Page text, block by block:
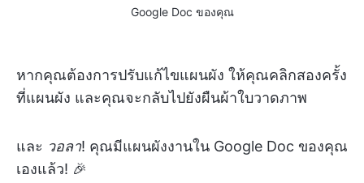
Google Doc ของคุณ
หากคุณต้องการปรับแก้ไขแผนผัง ให้คุณคลิกสองครั้ง
ที่แผนผัง และคุณจะกลับไปยังผืนผ้าใบวาดภาพ
และ วอลา! คุณมีแผนผังงานใน Google Doc ของคุณ
เองแล้ว! 🎉